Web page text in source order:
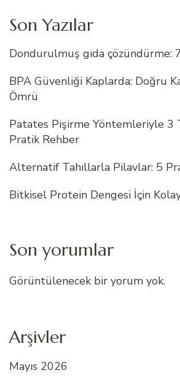
Son Yazılar
Dondurulmuş gıda çözündürme:
BPA Güvenliği Kaplarda: Doğru
Ömrü
Patates Pişirme Yöntemleriyle 3
Pratik Rehber
Alternatif Tahıllarla Pilavlar: 5
Bitkisel Protein Dengesi İçin
Son yorumlar
Görüntülenecek bir yorum yok.
Arşivler
Mayıs 2026